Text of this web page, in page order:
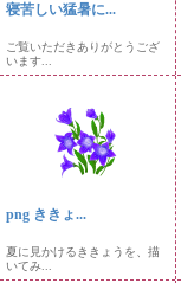
寝苦しい猛暑に...
ご覧いただきありがとうござ
います...
png ききょ...
夏に見かけるききょうを、描
いてみ...